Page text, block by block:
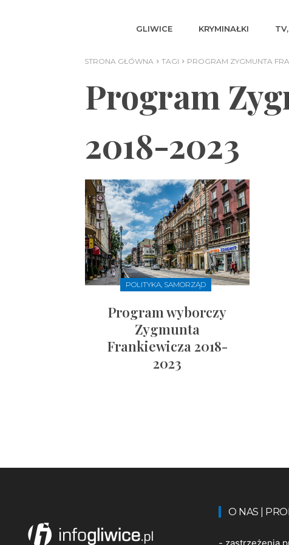
GLIWICE KRYMINAŁKI
STRONA GŁÓWNA TAGI PROGRAM ZYGMUNTA
Program
2018-2023
POLITYKA, SAMORZĄD
Program wyborczy
Zygmunta
Frankiewicza 2018-
2023
O NAS |
- zastrzeżenia